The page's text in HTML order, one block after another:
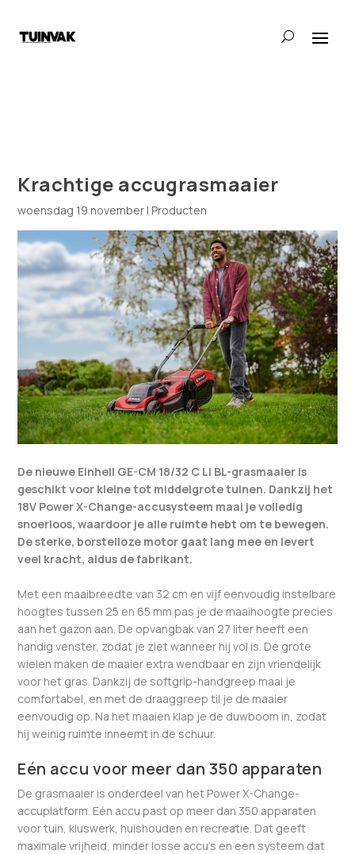
Krachtige accugrasmaaier
woensdag 19 november | Producten
De nieuwe Einhell GE-CM 18/32 C Li BL-grasmaaier is
geschikt voor kleine tot middelgrote tuinen. Dankzij het
18V Power X-Change-accusysteem maai je volledig
snoerloos, waardoor je alle ruimte hebt om te bewegen.
De sterke, borstelloze motor gaat lang mee en levert
veel kracht, aldus de fabrikant.
Met een maaibreedte van 32 cm en vijf eenvoudig instelbare
hoogtes tussen 25 en 65 mm pas je de maaihoogte precies
aan het gazon aan. De opvangbak van 27 liter heeft een
handig venster, zodat je ziet wanneer hij vol is. De grote
wielen maken de maaier extra wendbaar en zijn vriendelijk
voor het gras. Dankzij de softgrip-handgreep maai je
comfortabel, en met de draaggreep til je de maaier
eenvoudig op. Na het maaien klap je de duwboom in, zodat
hij weinig ruimte inneemt in de schuur.
Eén accu voor meer dan 350 apparaten
De grasmaaier is onderdeel van het Power X-Change-
accuplatform. Eén accu past op meer dan 350 apparaten
voor tuin, kluswerk, huishouden en recreatie. Dat geeft
maximale vrijheid, minder losse accu’s en een systeem dat